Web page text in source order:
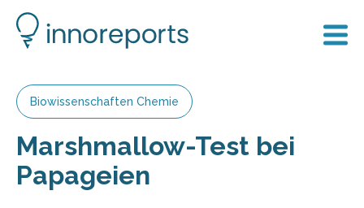
Biowissenschaften Chemie
Marshmallow-Test bei
Papageien